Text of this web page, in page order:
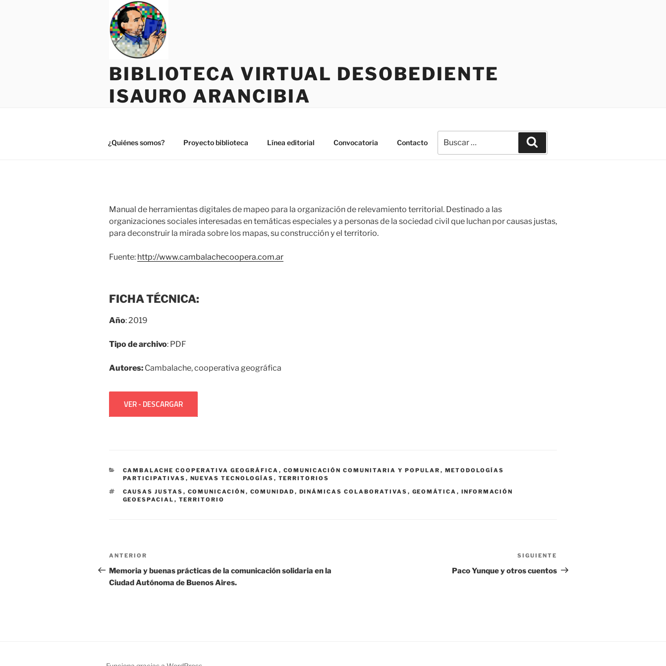
BIBLIOTECA VIRTUAL DESOBEDIENTE
ISAURO ARANCIBIA
¿Quiénes somos? Proyecto biblioteca Línea editorial Convocatoria Contacto
por:
Manual de herramientas digitales de mapeo para la organización de relevamiento territorial. Destinado a las
organizaciones sociales interesadas en temáticas especiales y a personas de la sociedad civil que luchan por causas justas,
para deconstruir la mirada sobre los mapas, su construcción y el territorio.
Fuente: http://www.cambalachecoopera.com.ar
FICHA TÉCNICA:
Año: 2019
Tipo de archivo: PDF
Autores: Cambalache, cooperativa geográfica
VER - DESCARGAR
CATEGORÍAS
CAMBALACHE COOPERATIVA GEOGRÁFICA , COMUNICACIÓN COMUNITARIA Y POPULAR , METODOLOGÍAS
PARTICIPATIVAS , NUEVAS TECNOLOGÍAS , TERRITORIOS
ETIQUETAS
CAUSAS JUSTAS , COMUNICACIÓN , COMUNIDAD , DINÁMICAS COLABORATIVAS , GEOMÁTICA , INFORMACIÓN
GEOESPACIAL , TERRITORIO
Navegación
de
entradas
Entrada
anterior:
ANTERIOR
Memoria y buenas prácticas de la comunicación solidaria en la
Ciudad Autónoma de Buenos Aires.
entrada
SIGUIENTE
Paco Yunque y otros cuentos